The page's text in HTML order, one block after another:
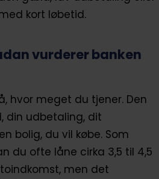
kort løbetid.
vurderer banken
hvor meget du tjener. Den
din udbetaling, dit
bolig, du vil købe. Som
du ofte låne cirka 3,5 til 4,5
men det